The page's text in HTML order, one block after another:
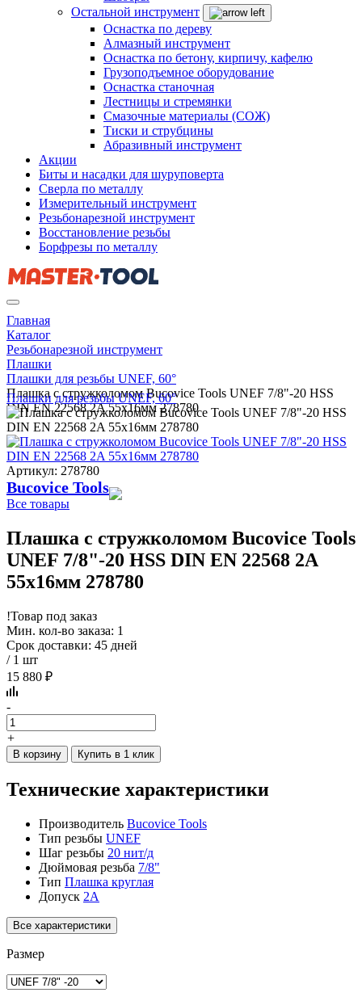
Остальной инструмент
Оснастка по дереву
Алмазный инструмент
Оснастка по бетону, кирпичу, кафелю
Грузоподъемное оборудование
Оснастка станочная
Лестницы и стремянки
Смазочные материалы (СОЖ)
Тиски и струбцины
Абразивный инструмент
Акции
Биты и насадки для шуруповерта
Сверла по металлу
Измерительный инструмент
Резьбонарезной инструмент
Восстановление резьбы
Борфрезы по металлу
Главная
Каталог
Резьбонарезной инструмент
Плашки
Плашки для резьбы UNEF, 60°
Плашка с стружколомом Bucovice Tools UNEF 7/8"-20 HSS
DIN EN 22568 2A 55x16мм 278780
Плашки для резьбы UNEF, 60°
Артикул: 278780
Bucovice Tools
Все товары
Плашка с стружколомом Bucovice Tools
UNEF 7/8"-20 HSS DIN EN 22568 2A
55x16мм 278780
!Товар под заказ
Мин. кол-во заказа: 1
Срок доставки: 45 дней
/ 1 шт
15 880 ₽
-
+
В корзину Купить в 1 клик
Технические характеристики
Производитель Bucovice Tools
Тип резьбы UNEF
Шаг резьбы 20 нит/д
Дюймовая резьба 7/8"
Тип Плашка круглая
Допуск 2A
Все характеристики
Размер